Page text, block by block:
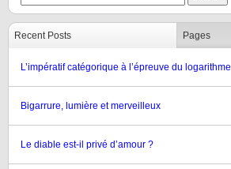
Recent Posts Pages
L’impératif catégorique à l’épreuve du logarithme
Bigarrure, lumière et merveilleux
Le diable est-il privé d’amour ?